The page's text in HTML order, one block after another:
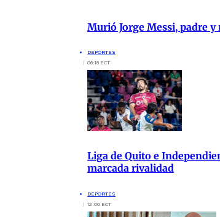
Murió Jorge Messi, padre
DEPORTES
08:18 ECT
Liga de Quito e
marcada rivalidad
DEPORTES
12:00 ECT